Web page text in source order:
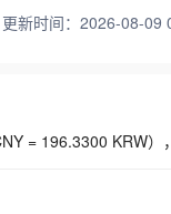
更新时间：2026-08-09
= 196.3300 KRW）